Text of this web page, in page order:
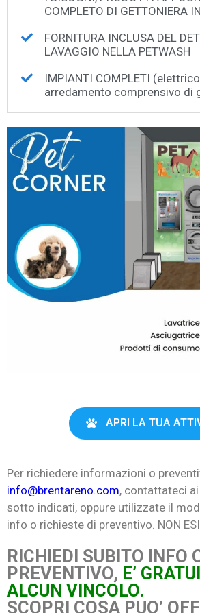
COMPLETO DI GETTONIERA
FORNITURA INCLUSA DEL
LAVAGGIO NELLA PETWASH
IMPIANTI COMPLETI
arredamento comprensivo di
APRI LA TUA
Per richiedere informazioni o
info@brentareno.com, contattateci
sotto indicati, oppure utilizzate il
info o richieste di preventivo. NON
RICHIEDI SUBITO INFO
PREVENTIVO, E’
ALCUN VINCOLO.
SCOPRI COSA PUO’